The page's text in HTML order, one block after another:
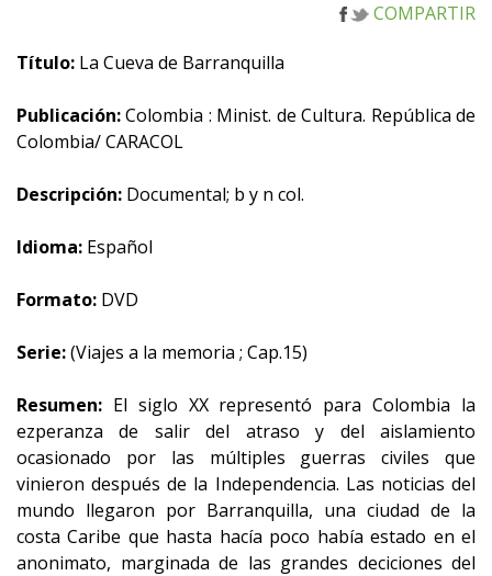
COMPARTIR
Título: La Cueva de Barranquilla
Publicación:Colombia : Minist. de Cultura. República de
Colombia/ CARACOL
Descripción: Documental; b y n col.
Idioma: Español
Formato: DVD
Serie:(Viajes a la memoria ; Cap.15)
Resumen: El siglo XX representó para Colombia la
ezperanza de salir del atraso y del aislamiento
ocasionado por las múltiples guerras civiles que
vinieron después de la Independencia. Las noticias del
mundo llegaron por Barranquilla, una ciudad de la
costa Caribe que hasta hacía poco había estado en el
anonimato, marginada de las grandes deciciones del